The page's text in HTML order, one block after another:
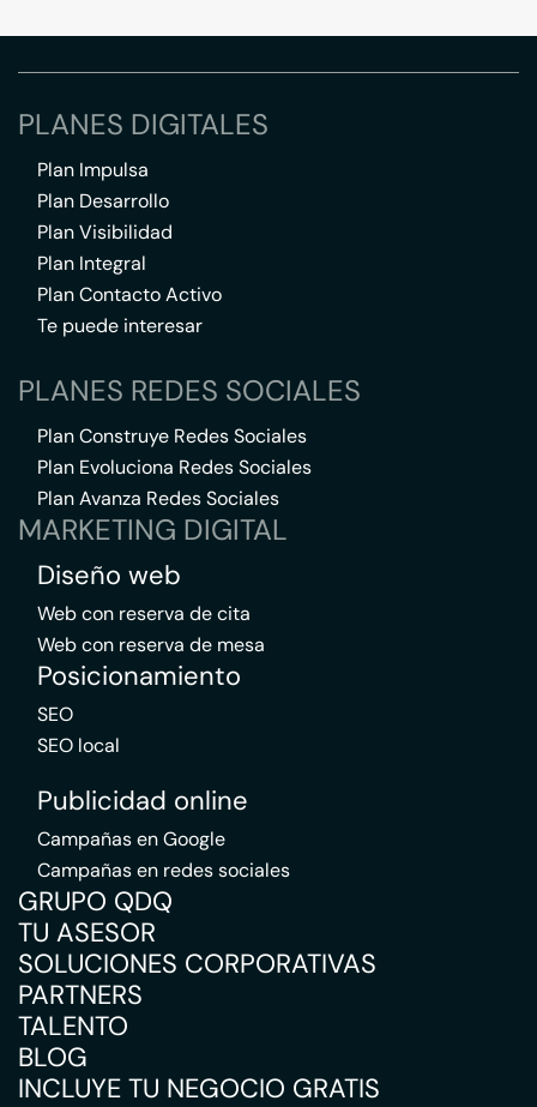
PLANES DIGITALES
Plan Impulsa
Plan Desarrollo
Plan Visibilidad
Plan Integral
Plan Contacto Activo
Te puede interesar
PLANES REDES SOCIALES
Plan Construye Redes Sociales
Plan Evoluciona Redes Sociales
Plan Avanza Redes Sociales
MARKETING DIGITAL
Diseño web
Web con reserva de cita
Web con reserva de mesa
Posicionamiento
SEO
SEO local
Publicidad online
Campañas en Google
Campañas en redes sociales
GRUPO QDQ
TU ASESOR
SOLUCIONES CORPORATIVAS
PARTNERS
TALENTO
BLOG
INCLUYE TU NEGOCIO GRATIS